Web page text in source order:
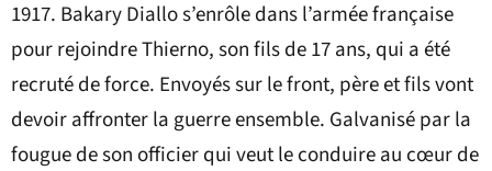
1917. Bakary Diallo s’enrôle dans l’armée française
pour rejoindre Thierno, son fils de 17 ans, qui a été
recruté de force. Envoyés sur le front, père et fils vont
devoir affronter la guerre ensemble. Galvanisé par la
fougue de son officier qui veut le conduire au cœur de